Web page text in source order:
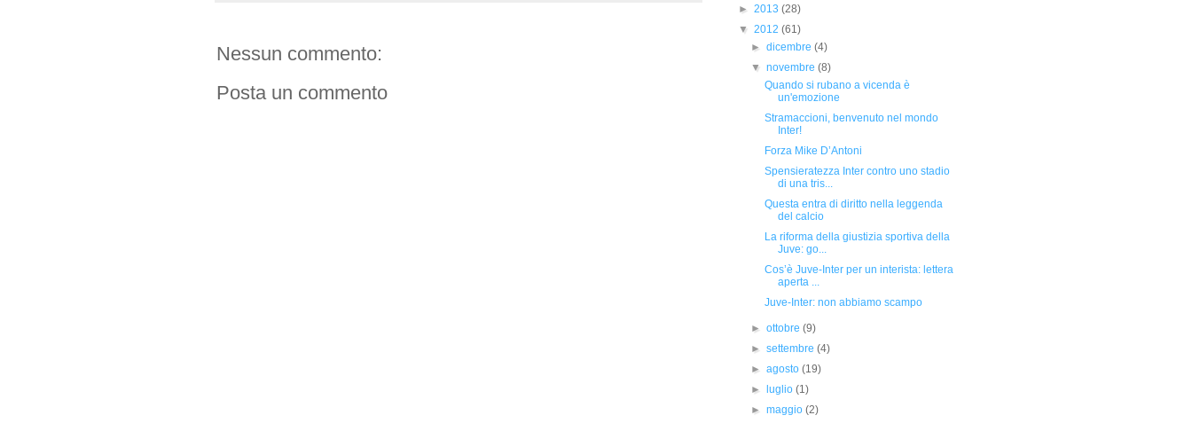
Nessun commento:
Posta un commento
► 2013 (28)
▼ 2012 (61)
►dicembre(4)
▼novembre(8)
Quando si rubano a vicenda è
un'emozione
Stramaccioni, benvenuto nel mondo
Inter!
Forza Mike D’Antoni
Spensieratezza Inter contro uno stadio
di una tris...
Questa entra di diritto nella leggenda
del calcio
La riforma della giustizia sportiva della
Juve: go...
Cos’è Juve-Inter per un interista: lettera
aperta ...
Juve-Inter: non abbiamo scampo
►ottobre(9)
►settembre(4)
►agosto(19)
►
luglio(1)
►maggio(2)